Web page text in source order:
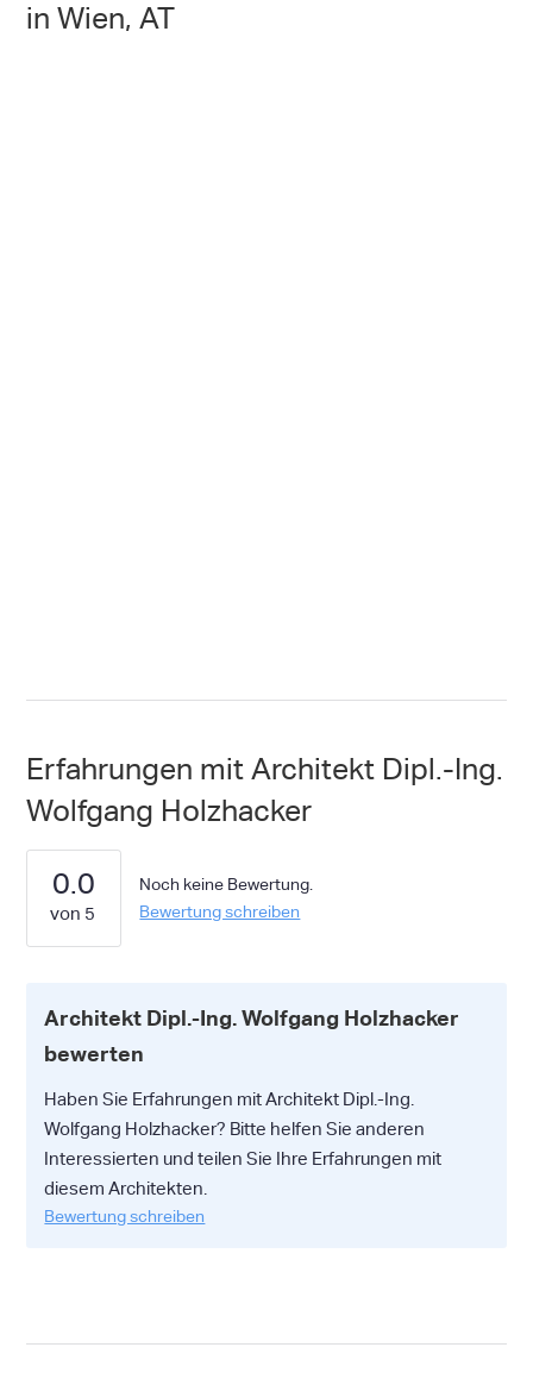
in Wien, AT
Erfahrungen mit Architekt Dipl.-Ing.
Wolfgang Holzhacker
0.0
Noch keine Bewertung.
Bewertung schreiben
Architekt Dipl.-Ing. Wolfgang Holzhacker
bewerten
Haben Sie Erfahrungen mit Architekt Dipl.-Ing.
Wolfgang Holzhacker? Bitte helfen Sie anderen
Interessierten und teilen Sie Ihre Erfahrungen mit
diesem Architekten.
Bewertung schreiben